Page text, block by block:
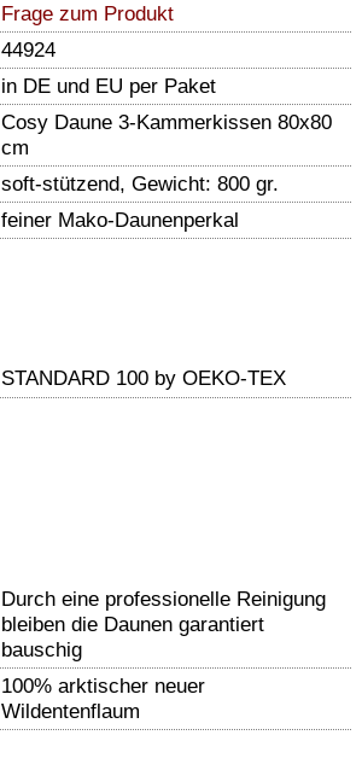
Frage zum Produkt
44924
in DE und EU per Paket
Cosy Daune 3-Kammerkissen 80x80
cm
soft-stützend, Gewicht: 800 gr.
feiner Mako-Daunenperkal
STANDARD 100 by OEKO-TEX
Durch eine professionelle Reinigung
bleiben die Daunen garantiert
bauschig
100% arktischer neuer
Wildentenflaum